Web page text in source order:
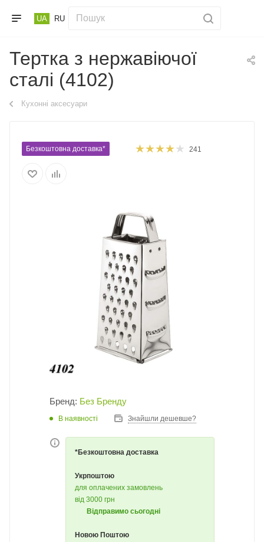
UA RU
Тертка з нержавіючої
сталі (4102)
Кухонні аксесуари
Безкоштовна доставка* 241
Бренд: Без Бренду
В наявності Знайшли дешевше?
*Безкоштовна доставка
Укрпоштою
для оплачених замовлень
від 3000 грн
Відправимо сьогодні
Новою Поштою